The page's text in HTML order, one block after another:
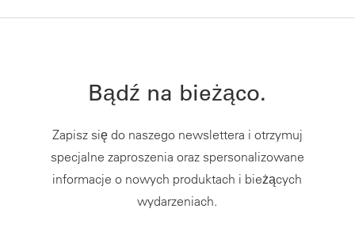
Bądź na bieżąco.
Zapisz się do naszego newslettera i otrzymuj
specjalne zaproszenia oraz spersonalizowane
informacje o nowych produktach i bieżących
wydarzeniach.